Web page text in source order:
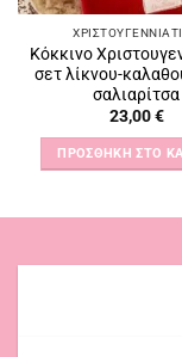
Κόκκινο
σετ λίκνου-
σαλιαρίτσα
23,00€
ΠΡΟΣΘΉΚΗ ΣΤΟ